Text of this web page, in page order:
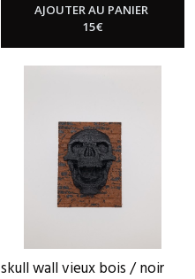
AJOUTER AU PANIER
15€
skull wall vieux bois / noir